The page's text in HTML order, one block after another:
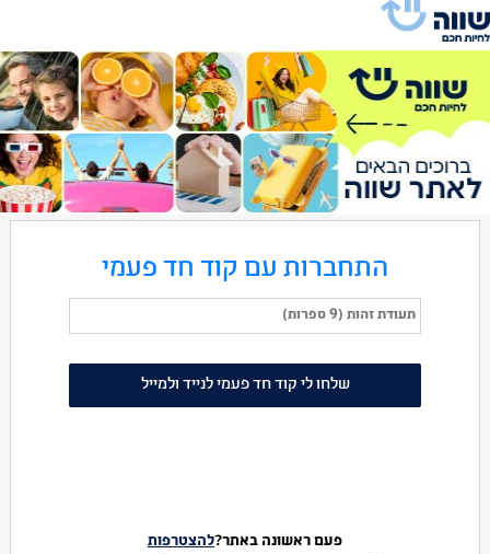
התחברות עם קוד חד פעמי
שלחו לי קוד חד פעמי לנייד ולמייל
פעם ראשונה באתר?להצטרפות